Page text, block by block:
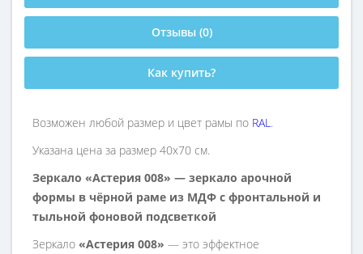
Отзывы (0)
Как купить?
Возможен любой размер и цвет рамы по RAL .
Указана цена за размер 40х70 см.
Зеркало «Астерия 008» — зеркало арочной
формы в чёрной раме из МДФ с фронтальной и
тыльной фоновой подсветкой
Зеркало «Астерия 008» — это эффектное